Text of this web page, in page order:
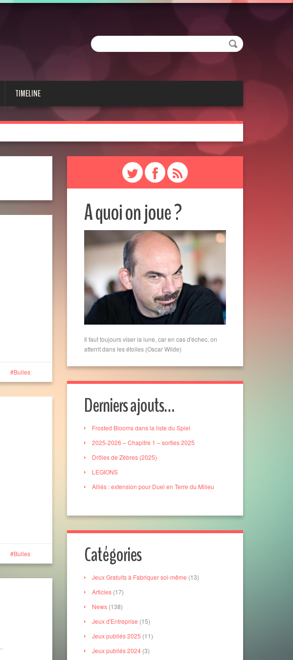
TIMELINE
Bulles
Bulles
A quoi on joue ?
Il faut toujours viser la lune, car en cas d'échec, on
atterrit dans les étoiles (Oscar Wilde)
Derniers ajouts…
Frosted Blooms dans la liste du Spiel
2025-2026 – Chapitre 1 – sorties 2025
Drôles de Zèbres (2025)
LEGIONS
Alliés : extension pour Duel en Terre du Milieu
Catégories
Jeux Gratuits à Fabriquer soi-même (13)
Articles (17)
News (138)
Jeux d'Entreprise (15)
Jeux publiés 2025 (11)
Jeux publiés 2024 (3)